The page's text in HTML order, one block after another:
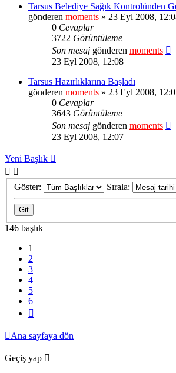
Tarsus Belediye Sağık Kontrolünden
gönderen moments » 23 Eyl 2008,
0 Cevaplar
3722 Görüntüleme
Son mesaj gönderen moments
23 Eyl 2008, 12:08
Tarsus Hazırlıklarına Başladı
gönderen moments » 23 Eyl 2008,
0 Cevaplar
3643 Görüntüleme
Son mesaj gönderen moments
23 Eyl 2008, 12:07
Yeni Başlık
Göster: Sırala:
146 başlık
1
2
3
4
5
6
Ana sayfaya dön
Geçiş yap